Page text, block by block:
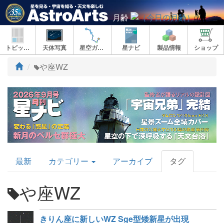
月齢
トピックス 天体写真 星空ガイド 星ナビ 製品情報 ショップ
ト
プ
や座WZ
AstroArts
Topics
最新 カテゴリー アーカイブ タグ
や座WZ
きりん座に新しいWZ Sge型矮新星が出現